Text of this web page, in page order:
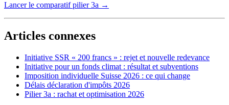
Lancer le comparatif pilier 3a →
Articles connexes
Initiative SSR « 200 francs » : rejet et nouvelle redevance
Initiative pour un fonds climat : résultat et subventions
Imposition individuelle Suisse 2026 : ce qui change
Délais déclaration d'impôts 2026
Pilier 3a : rachat et optimisation 2026